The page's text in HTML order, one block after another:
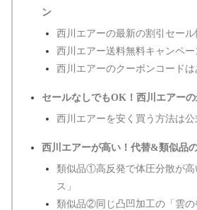
ン
西川エアーの最新の割引セール
西川エアー送料無料キャンペー
西川エアーのクーポンコードは
セールなしでもOK！西川エアー
西川エアーを安く買う方法は公
西川エアーが高い！代替&類似品
類似品①高反発で体圧分散が高
ス」
類似品②同じ凸凹加工の「雲の